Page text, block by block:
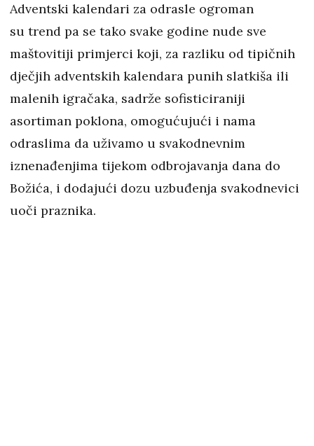
Adventski kalendari za odrasle ogroman
su trend pa se tako svake godine nude sve
maštovitiji primjerci koji, za razliku od tipičnih
dječjih adventskih kalendara punih slatkiša ili
malenih igračaka, sadrže sofisticiraniji
asortiman poklona, omogućujući i nama
odraslima da uživamo u svakodnevnim
iznenađenjima tijekom odbrojavanja dana do
Božića, i dodajući dozu uzbuđenja svakodnevici
uoči praznika.